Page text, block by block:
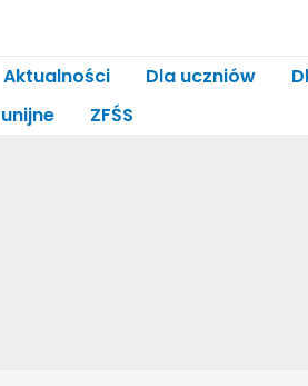
Aktualności Dla uczniów
ZFŚS